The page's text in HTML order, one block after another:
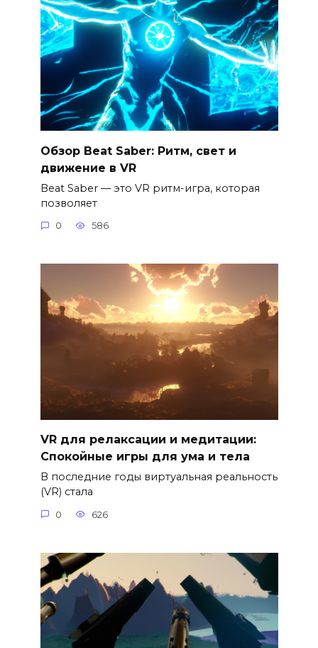
Обзор Beat Saber: Ритм, свет и
движение в VR
Beat Saber — это VR ритм-игра, которая
позволяет
0 586
VR для релаксации и медитации:
Спокойные игры для ума и тела
В последние годы виртуальная реальность
(VR) стала
0 626